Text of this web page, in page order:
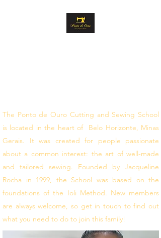
The Ponto de Ouro Cutting and Sewing School
is located in the heart of Belo Horizonte, Minas
Gerais. It was created for people passionate
about a common interest: the art of well-made
and tailored sewing. Founded by Jacqueline
Rocha in 1999, the School was based on the
foundations of the Ioli Method. New members
are always welcome, so get in touch to find out
what you need to do to join this family!